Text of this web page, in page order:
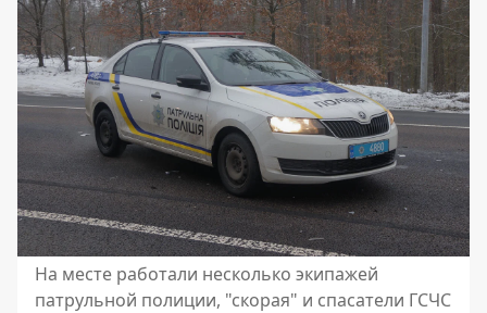
На месте работали несколько экипажей
патрульной полиции, "скорая" и спасатели ГСЧС